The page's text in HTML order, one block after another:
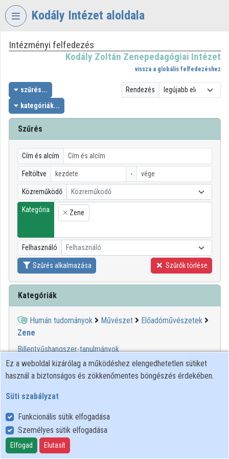
Fejléc kihagyása
Kodály Intézet aloldala
VIDEOTORIUM
ZOLTÁN
ZENEPEDAGÓGIAI
INTÉZET
Intézményi kezdőlap
Bejelentkezés
Intézményi felfedezés
Kategóriák
Intézményi listák
Intézmények
Közreműködők
Intézményi felfedezés
Kodály Zoltán Zenepedagógiai Intézet
vissza a globális felfedezéshez
szűrés...
kategóriák...
Rendezés
Szűrés
Cím és alcím
Feltöltve -
Közreműködő Közreműködő
Kategória
×
Zene
Felhasználó Felhasználó
Szűrés alkalmazása Szűrők törlése
Kategóriák
Humán tudományok Művészet
Előadóművészetek
Zene
Billentyűshangszer-tanulmányok
Dzsessz
Egyházi zene
Karvezetés
Klasszikus zene
Összhangzattan
Populáris zene
Ez a weboldal kizárólag a működéshez elengedhetetlen sütiket
használ a biztonságos és zökkenőmentes böngészés érdekében.
Süti szabályzat
Funkcionális sütik elfogadása
Személyes sütik elfogadása
Elfogad Elutasít